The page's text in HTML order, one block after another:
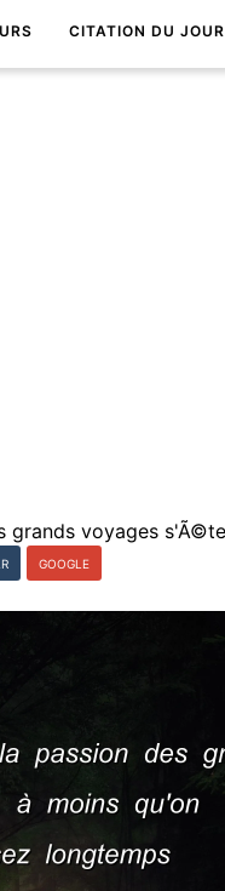
CITATION DU JOUR
GOOGLE